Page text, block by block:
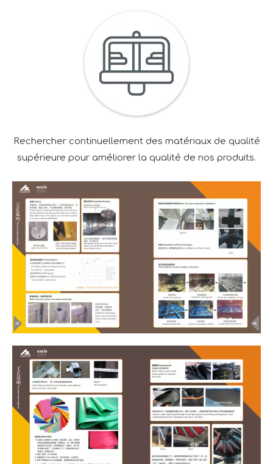
Rechercher continuellement des matériaux de qualité
supérieure pour améliorer la qualité de nos produits.